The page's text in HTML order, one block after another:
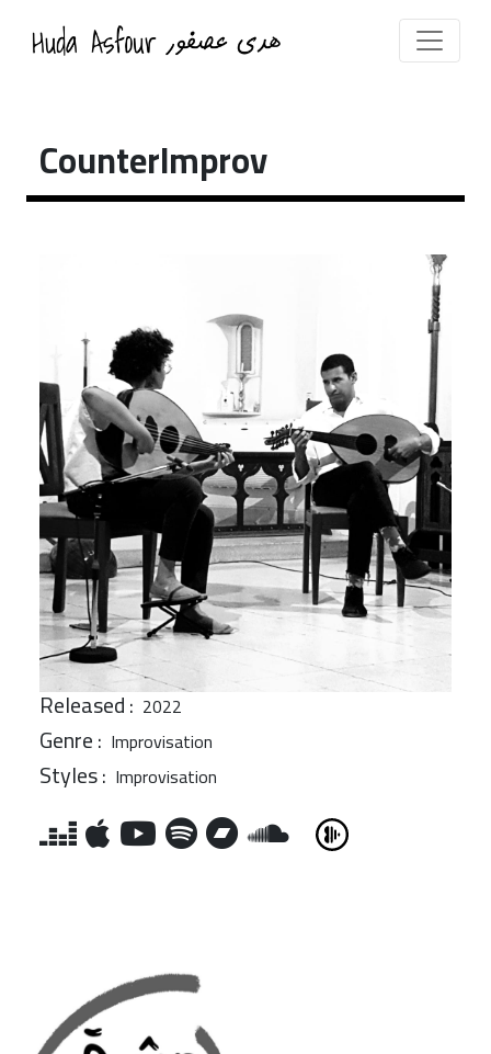
CounterImprov
Released : 2022
Genre : Improvisation
Styles : Improvisation